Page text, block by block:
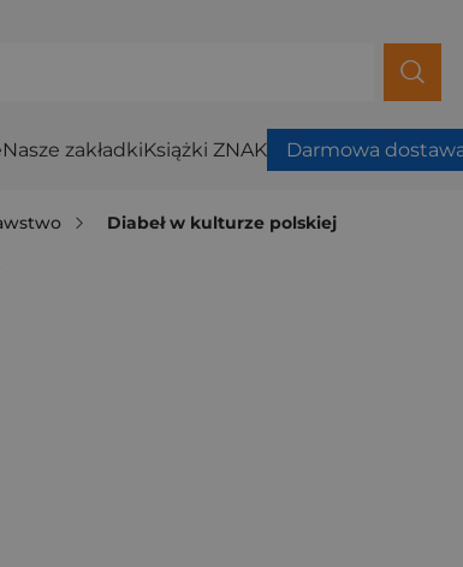
Nasze zakładkiKsiążki ZNAK Darmowa
Diabeł w kulturze polskiej